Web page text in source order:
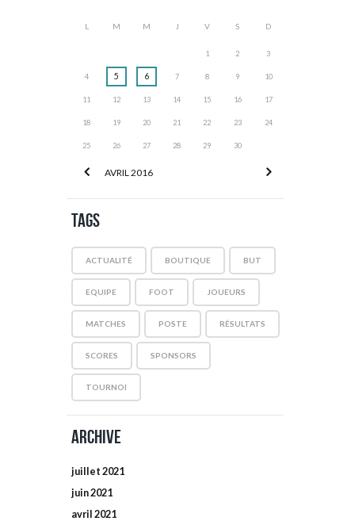
AVRIL 2016
L M M J V S D
1 2 3
4 5 6 7 8 9 10
11 12 13 14 15 16 17
18 19 20 21 22 23 24
25 26 27 28 29 30
Tags
ACTUALITÉ BOUTIQUE BUT
EQUIPE FOOT JOUEURS
MATCHES POSTE RÉSULTATS
SCORES SPONSORS
TOURNOI
Archive
juillet2021
juin2021
avril2021